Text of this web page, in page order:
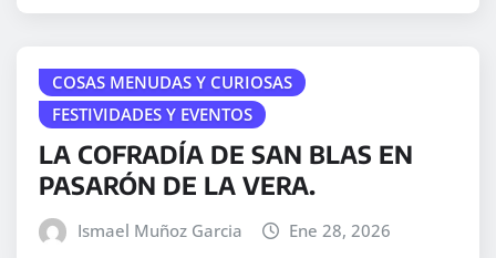
COSAS MENUDAS Y CURIOSAS
FESTIVIDADES Y EVENTOS
LA COFRADÍA DE SAN BLAS EN
PASARÓN DE LA VERA.
Ismael Muñoz Garcia Ene 28, 2026